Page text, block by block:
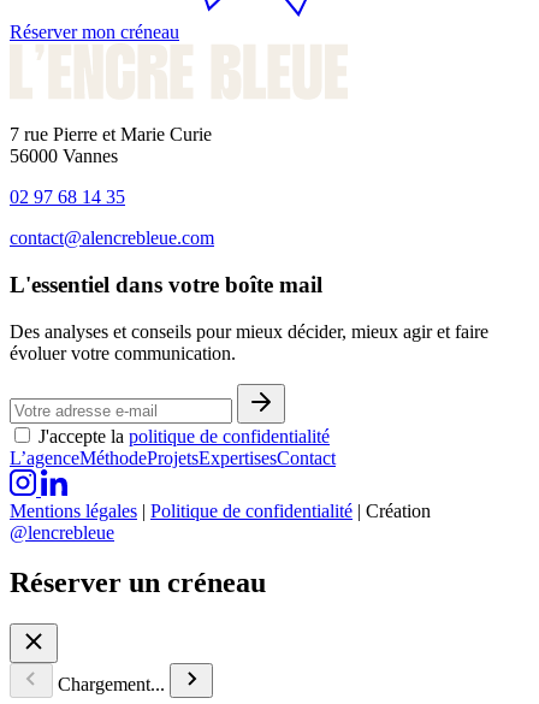
Réserver mon créneau
7 rue Pierre et Marie Curie
56000 Vannes
02 97 68 14 35
contact@alencrebleue.com
L'essentiel dans votre boîte mail
Des analyses et conseils pour mieux décider, mieux agir et faire
évoluer votre communication.
J'accepte la politique de confidentialité
L’agenceMéthodeProjetsExpertisesContact
Mentions légales | Politique de confidentialité | Création
@lencrebleue
Réserver un créneau
Chargement...